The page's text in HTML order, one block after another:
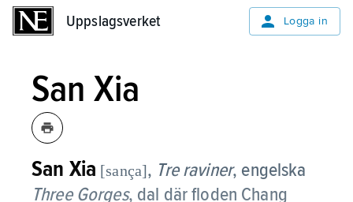
Uppslagsverket Logga in
San Xia
San Xia [sança], Tre raviner, engelska
Three Gorges, dal där floden Chang